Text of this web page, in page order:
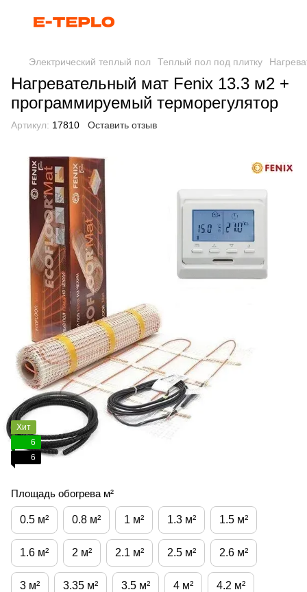
Электрический теплый пол Теплый пол под плитку
Нагревательный мат Fenix 13.3 м2 +
программируемый терморегулятор
Артикул: 17810 Оставить отзыв
Хит
6
6
Площадь обогрева м²
0.5 м² 0.8 м² 1 м² 1.3 м² 1.5 м²
1.6 м² 2 м² 2.1 м² 2.5 м² 2.6 м²
3 м² 3.35 м² 3.5 м² 4 м² 4.2 м²